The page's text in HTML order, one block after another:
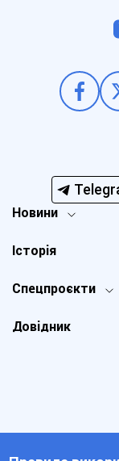
Новини
Спецпроєкти
Історія
Довідник